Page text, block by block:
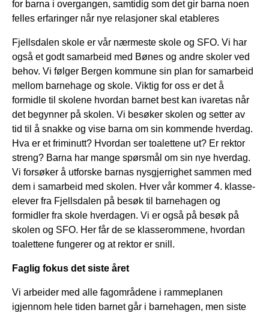
for barna i overgangen, samtidig som det gir barna noen
felles erfaringer når nye relasjoner skal etableres
Fjellsdalen skole er vår nærmeste skole og SFO. Vi har
også et godt samarbeid med Bønes og andre skoler ved
behov. Vi følger Bergen kommune sin plan for samarbeid
mellom barnehage og skole. Viktig for oss er det å
formidle til skolene hvordan barnet best kan ivaretas når
det begynner på skolen. Vi besøker skolen og setter av
tid til å snakke og vise barna om sin kommende hverdag.
Hva er et friminutt? Hvordan ser toalettene ut? Er rektor
streng? Barna har mange spørsmål om sin nye hverdag.
Vi forsøker å utforske barnas nysgjerrighet sammen med
dem i samarbeid med skolen. Hver vår kommer 4. klasse-
elever fra Fjellsdalen på besøk til barnehagen og
formidler fra skole hverdagen. Vi er også på besøk på
skolen og SFO. Her får de se klasserommene, hvordan
toalettene fungerer og at rektor er snill.
Faglig fokus det siste året
Vi arbeider med alle fagområdene i rammeplanen
igjennom hele tiden barnet går i barnehagen, men siste